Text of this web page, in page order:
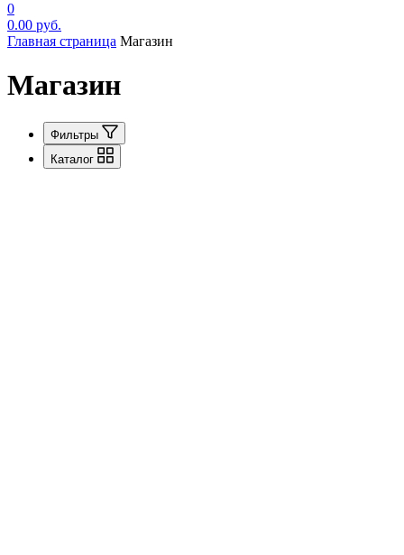
0
0.00 руб.
Главная страница Магазин
Магазин
Фильтры
Каталог